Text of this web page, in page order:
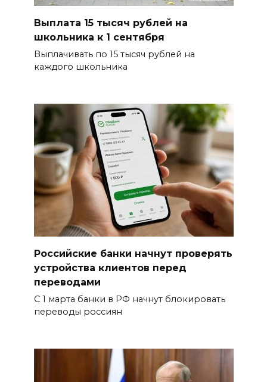
Выплата 15 тысяч рублей на
школьника к 1 сентября
Выплачивать по 15 тысяч рублей на
каждого школьника
Российские банки начнут проверять
устройства клиентов перед
переводами
С 1 марта банки в РФ начнут блокировать
переводы россиян